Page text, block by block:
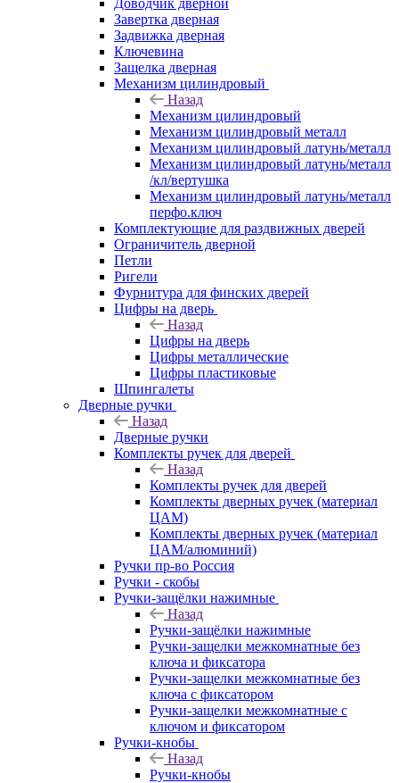
Доводчик дверной
Завертка дверная
Задвижка дверная
Ключевина
Защелка дверная
Механизм цилиндровый
Назад
Механизм цилиндровый
Механизм цилиндровый металл
Механизм цилиндровый латунь/металл
Механизм цилиндровый латунь/металл
/кл/вертушка
Механизм цилиндровый латунь/металл
перфо.ключ
Комплектующие для раздвижных дверей
Ограничитель дверной
Петли
Ригели
Фурнитура для финских дверей
Цифры на дверь
Назад
Цифры на дверь
Цифры металлические
Цифры пластиковые
Шпингалеты
Дверные ручки
Назад
Дверные ручки
Комплекты ручек для дверей
Назад
Комплекты ручек для дверей
Комплекты дверных ручек (материал
ЦАМ)
Комплекты дверных ручек (материал
ЦАМ/алюминий)
Ручки пр-во Россия
Ручки - скобы
Ручки-защёлки нажимные
Назад
Ручки-защёлки нажимные
Ручки-защелки межкомнатные без
ключа и фиксатора
Ручки-защелки межкомнатные без
ключа с фиксатором
Ручки-защелки межкомнатные с
ключом и фиксатором
Ручки-кнобы
Назад
Ручки-кнобы